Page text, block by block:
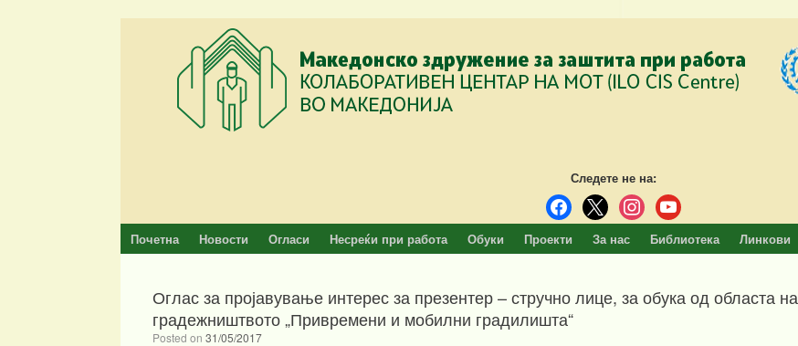
Следете не на:
facebook
x instagramyoutube
Почетна Новости Огласи Несреќи при работа Обуки Проекти За нас Библиотека Линкови
Оглас за пројавување интерес за презентер – стручно лице, за обука од областа на
градежништвото „Привремени и мобилни градилишта“
Posted on 31/05/2017